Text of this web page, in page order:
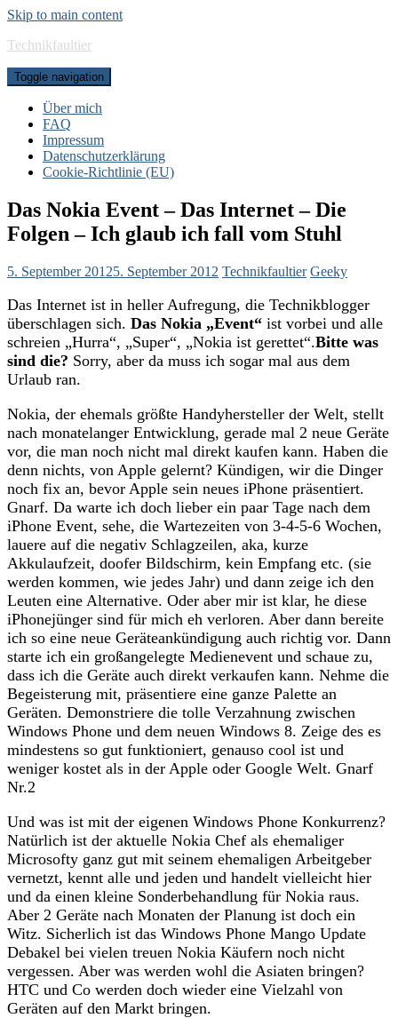
Skip to main content
Technikfaultier
Toggle navigation
Über mich
FAQ
Impressum
Datenschutzerklärung
Cookie-Richtlinie (EU)
Das Nokia Event – Das Internet – Die
Folgen – Ich glaub ich fall vom Stuhl
5. September 20125. September 2012 Technikfaultier Geeky
Das Internet ist in heller Aufregung, die Technikblogger
überschlagen sich. Das Nokia „Event“ ist vorbei und alle
schreien „Hurra“, „Super“, „Nokia ist gerettet“.Bitte was
sind die? Sorry, aber da muss ich sogar mal aus dem
Urlaub ran.
Nokia, der ehemals größte Handyhersteller der Welt, stellt
nach monatelanger Entwicklung, gerade mal 2 neue Geräte
vor, die man noch nicht mal direkt kaufen kann. Haben die
denn nichts, von Apple gelernt? Kündigen, wir die Dinger
noch fix an, bevor Apple sein neues iPhone präsentiert.
Gnarf. Da warte ich doch lieber ein paar Tage nach dem
iPhone Event, sehe, die Wartezeiten von 3-4-5-6 Wochen,
lauere auf die negativ Schlagzeilen, aka, kurze
Akkulaufzeit, doofer Bildschirm, kein Empfang etc. (sie
werden kommen, wie jedes Jahr) und dann zeige ich den
Leuten eine Alternative. Oder aber mir ist klar, he diese
iPhonejünger sind für mich eh verloren. Aber dann bereite
ich so eine neue Geräteankündigung auch richtig vor. Dann
starte ich ein großangelegte Medienevent und schaue zu,
dass ich die Geräte auch direkt verkaufen kann. Nehme die
Begeisterung mit, präsentiere eine ganze Palette an
Geräten. Demonstriere die tolle Verzahnung zwischen
Windows Phone und dem neuen Windows 8. Zeige des es
mindestens so gut funktioniert, genauso cool ist und
weniger kostet als in der Apple oder Google Welt. Gnarf
Nr.2
Und was ist mit der eigenen Windows Phone Konkurrenz?
Natürlich ist der aktuelle Nokia Chef als ehemaliger
Microsofty ganz gut mit seinem ehemaligen Arbeitgeber
vernetzt, kennt alle und jeden und handelt vielleicht hier
und da einen kleine Sonderbehandlung für Nokia raus.
Aber 2 Geräte nach Monaten der Planung ist doch ein
Witz. Sicherlich ist das Windows Phone Mango Update
Debakel bei vielen treuen Nokia Käufern noch nicht
vergessen. Aber was werden wohl die Asiaten bringen?
HTC und Co werden doch wieder eine Vielzahl von
Geräten auf den Markt bringen.